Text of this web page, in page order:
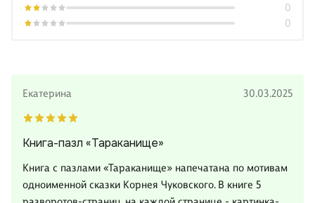
0
0
Екатерина 30.03.2025
Книга-пазл «Тараканище»
Книга с пазлами «Тараканище» напечатана по мотивам
одноименной сказки Корнея Чуковского. В книге 5